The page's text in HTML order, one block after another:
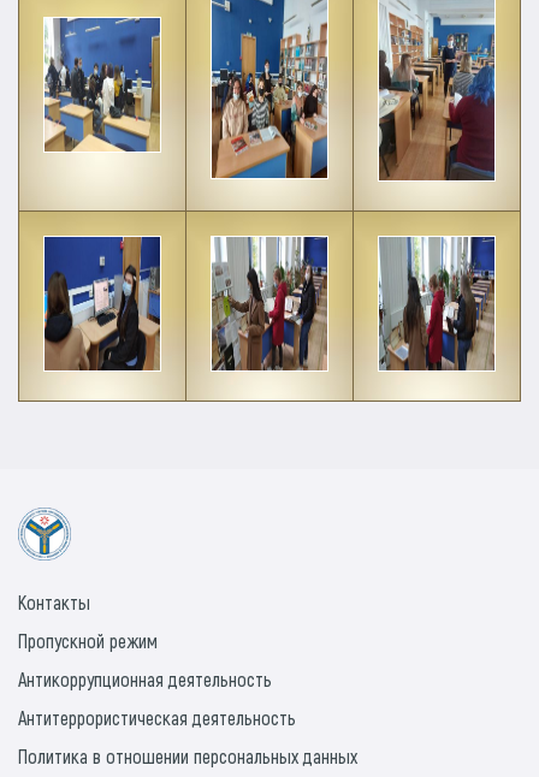
Контакты
Пропускной режим
Антикоррупционная деятельность
Антитеррористическая деятельность
Политика в отношении персональных данных